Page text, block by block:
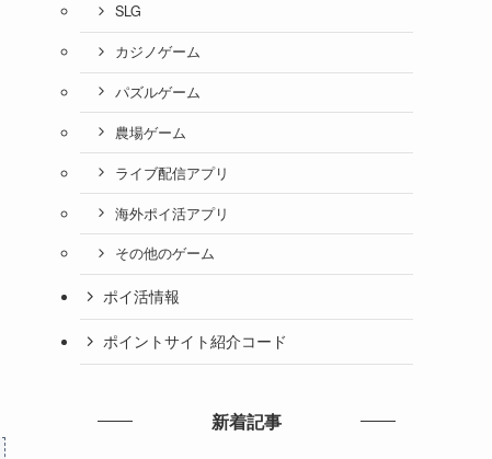
SLG
カジノゲーム
パズルゲーム
農場ゲーム
ライブ配信アプリ
海外ポイ活アプリ
その他のゲーム
ポイ活情報
ポイントサイト紹介コード
新着記事